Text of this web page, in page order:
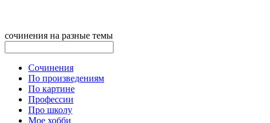
сочинения на разные темы
Сочинения
По произведениям
По картине
Профессии
Про школу
Мое хобби